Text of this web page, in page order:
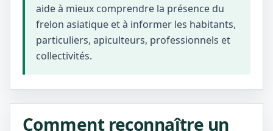
aide à mieux comprendre la présence du
frelon asiatique et à informer les habitants,
particuliers, apiculteurs, professionnels et
collectivités.
Comment reconnaître un